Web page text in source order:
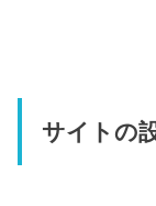
サイトの